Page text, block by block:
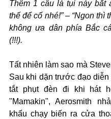
Thêm 1 câu là tụi này bắt
thế để cố nhé!” – “Ngon thì
không ưa dân phía Bắc
(!!!).
Tất nhiên làm sao mà
Sau khi dặn trước đạo diễn
tắt phụt đèn đi khi hát
"Mamakin", Aerosmith
khấu chạy biến ra cửa